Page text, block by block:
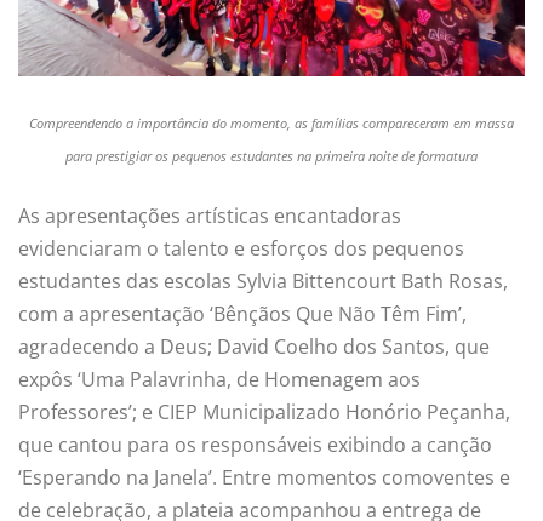
Compreendendo a importância do momento, as famílias compareceram em massa
para prestigiar os pequenos estudantes na primeira noite de formatura
As apresentações artísticas encantadoras
evidenciaram o talento e esforços dos pequenos
estudantes das escolas Sylvia Bittencourt Bath Rosas,
com a apresentação ‘Bênçãos Que Não Têm Fim’,
agradecendo a Deus; David Coelho dos Santos, que
expôs ‘Uma Palavrinha, de Homenagem aos
Professores’; e CIEP Municipalizado Honório Peçanha,
que cantou para os responsáveis exibindo a canção
‘Esperando na Janela’. Entre momentos comoventes e
de celebração, a plateia acompanhou a entrega de